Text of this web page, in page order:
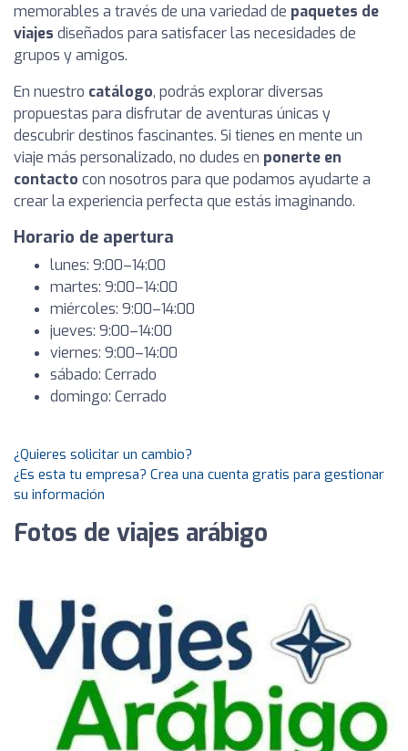
memorables a través de una variedad de paquetes de
viajes diseñados para satisfacer las necesidades de
grupos y amigos.
En nuestro catálogo, podrás explorar diversas
propuestas para disfrutar de aventuras únicas y
descubrir destinos fascinantes. Si tienes en mente un
viaje más personalizado, no dudes en ponerte en
contacto con nosotros para que podamos ayudarte a
crear la experiencia perfecta que estás imaginando.
Horario de apertura
lunes: 9:00–14:00
martes: 9:00–14:00
miércoles: 9:00–14:00
jueves: 9:00–14:00
viernes: 9:00–14:00
sábado: Cerrado
domingo: Cerrado
¿Quieres solicitar un cambio?
¿Es esta tu empresa? Crea una cuenta gratis para gestionar
su información
Fotos de viajes arábigo